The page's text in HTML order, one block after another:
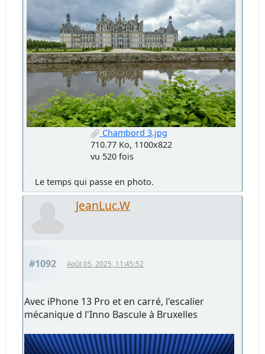
Chambord 3.jpg
710.77 Ko, 1100x822
vu 520 fois
Le temps qui passe en photo.
JeanLuc.W
#1092 Août 05, 2025, 11:45:52
Avec iPhone 13 Pro et en carré, l'escalier
mécanique d l'Inno Bascule à Bruxelles